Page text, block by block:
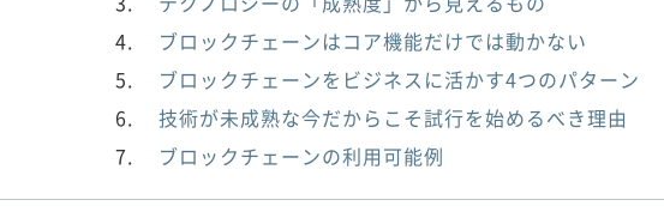
ブロックチェーンはコア機能だけでは動かない
ブロックチェーンをビジネスに活かす4つのパターン
技術が未成熟な今だからこそ試行を始めるべき理由
ブロックチェーンの利用可能例